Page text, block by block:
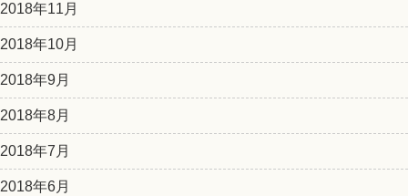
2018年11月
2018年10月
2018年9月
2018年8月
2018年7月
2018年6月